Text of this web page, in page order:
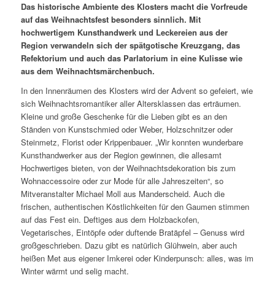
Das historische Ambiente des Klosters macht die Vorfreude
auf das Weihnachtsfest besonders sinnlich. Mit
hochwertigem Kunsthandwerk und Leckereien aus der
Region verwandeln sich der spätgotische Kreuzgang, das
Refektorium und auch das Parlatorium in eine Kulisse wie
aus dem Weihnachtsmärchenbuch.
In den Innenräumen des Klosters wird der Advent so gefeiert, wie
sich Weihnachtsromantiker aller Altersklassen das erträumen.
Kleine und große Geschenke für die Lieben gibt es an den
Ständen von Kunstschmied oder Weber, Holzschnitzer oder
Steinmetz, Florist oder Krippenbauer. „Wir konnten wunderbare
Kunsthandwerker aus der Region gewinnen, die allesamt
Hochwertiges bieten, von der Weihnachtsdekoration bis zum
Wohnaccessoire oder zur Mode für alle Jahreszeiten“, so
Mitveranstalter Michael Moll aus Manderscheid. Auch die
frischen, authentischen Köstlichkeiten für den Gaumen stimmen
auf das Fest ein. Deftiges aus dem Holzbackofen,
Vegetarisches, Eintöpfe oder duftende Bratäpfel – Genuss wird
großgeschrieben. Dazu gibt es natürlich Glühwein, aber auch
heißen Met aus eigener Imkerei oder Kinderpunsch: alles, was im
Winter wärmt und selig macht.